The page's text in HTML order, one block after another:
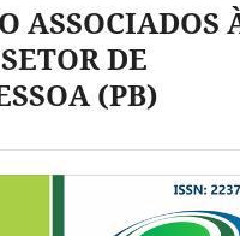
ASSOCIADOS
DE
(PB)